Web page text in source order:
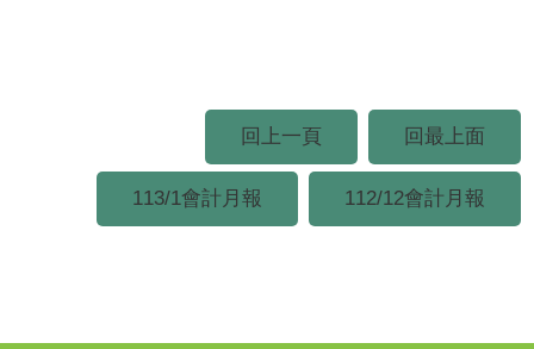
回上一頁 回最上面
113/1會計月報 112/12會計月報